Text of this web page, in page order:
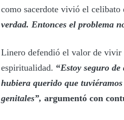
como sacerdote vivió el
verdad. Entonces el problema
Linero defendió el valor de vivir
espiritualidad. “Estoy seguro
hubiera querido que
genitales”, argumentó con